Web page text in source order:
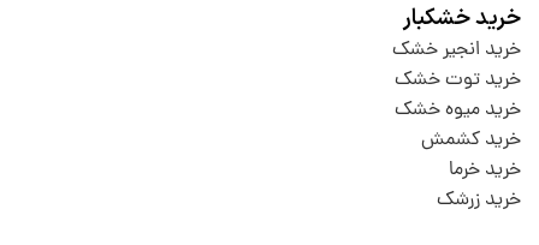
خرید خشکبار
خرید انجیر خشک
خرید توت خشک
خرید میوه خشک
خرید کشمش
خرید خرما
خرید زرشک